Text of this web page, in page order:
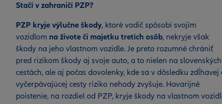
Stačí v zahraničí PZP?
PZP kryje výlučne škody, ktoré vodič spôsobí svojím
vozidlom na živote či majetku tretích osôb, nekryje však
škody na jeho vlastnom vozidle. Je preto rozumné chrániť
pred rizikom škody aj svoje auto, a to nielen na slovenských
cestách, ale aj počas dovolenky, kde sa v dôsledku zdĺhavej
vyčerpávajúcej cesty riziko nehody zvyšuje. Havarijné
poistenie, na rozdiel od PZP, kryje škody na vlastnom